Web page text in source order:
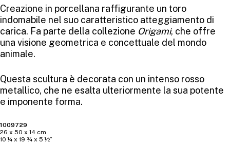
Creazione in porcellana raffigurante un toro
indomabile nel suo caratteristico atteggiamento di
carica. Fa parte della collezione Origami, che offre
una visione geometrica e concettuale del mondo
animale.
Questa scultura è decorata con un intenso rosso
metallico, che ne esalta ulteriormente la sua potente
e imponente forma.
1009729
26 x 50 x 14 cm
10 ¼ x 19 ¾ x 5 ½″